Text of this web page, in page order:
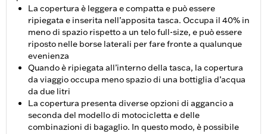
La copertura è leggera e compatta e può essere
ripiegata e inserita nell’apposita tasca. Occupa il 40% in
meno di spazio rispetto a un telo full-size, e può essere
riposto nelle borse laterali per fare fronte a qualunque
evenienza
Quando è ripiegata all’interno della tasca, la copertura
da viaggio occupa meno spazio di una bottiglia d’acqua
da due litri
La copertura presenta diverse opzioni di aggancio a
seconda del modello di motocicletta e delle
combinazioni di bagaglio. In questo modo, è possibile